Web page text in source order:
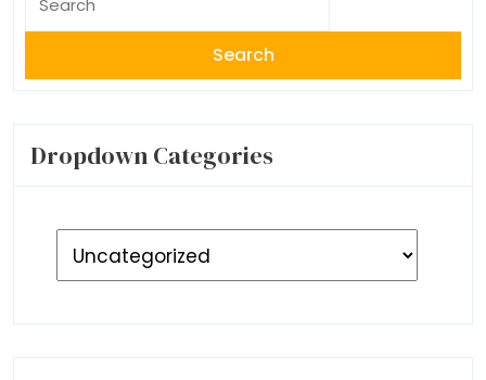
for:
Dropdown Categories